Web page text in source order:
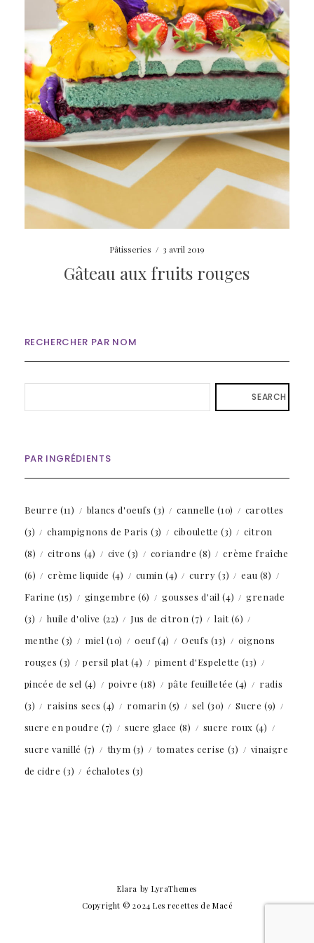
Pâtisseries / 3 avril 2019
Gâteau aux fruits rouges
RECHERCHER PAR NOM
SEARCH
PAR INGRÉDIENTS
Beurre (11) blancs d'oeufs (3) cannelle (10)
carottes
(3)
champignons de Paris (3) ciboulette (3)
citron
(8)
citrons (4) cive (3) coriandre (8)
crème fraîche
(6)
crème liquide (4) cumin (4) curry (3) eau (8)
Farine (15) gingembre (6) gousses d'ail (4)
grenade
(3)
huile d'olive (22) Jus de citron (7) lait(6)
menthe (3) miel (10) oeuf(4) Oeufs (13)
oignons
rouges (3) persil plat(4) piment d'Espelette (13)
pincée de sel (4) poivre (18) pâte feuilletée (4)
radis
(3)
raisins secs (4) romarin (5) sel (30) Sucre (9)
sucre en poudre (7) sucre glace (8) sucre roux (4)
sucre vanillé (7) thym (3) tomates cerise (3)
vinaigre
de cidre (3) échalotes (3)
Elara by LyraThemes
Copyright © 2024 Les recettes de Macé